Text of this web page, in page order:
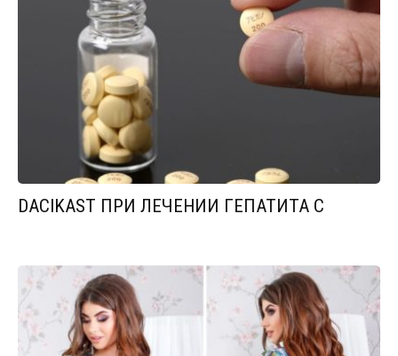
DACIKAST ПРИ ЛЕЧЕНИИ ГЕПАТИТА С